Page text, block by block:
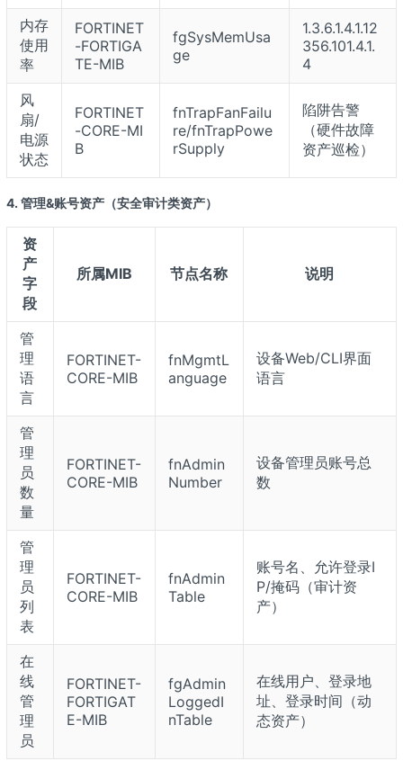
内存
使用
率
FORTINET
-FORTIGA
TE-MIB
fgSysMemUsa
ge
1.3.6.1.4.1.12
356.101.4.1.
4
风
扇/
电源
状态
FORTINET
-CORE-MI
B
fnTrapFanFailu
re/fnTrapPowe
rSupply
陷阱告警
（硬件故障
资产巡检）
4. 管理&账号资产（安全审计类资产）
资
产
字
段
所属MIB 节点名称 说明
管
理
语
言
FORTINET-
CORE-MIB
fnMgmtL
anguage
设备Web/CLI界面
语言
管
理
员
数
量
FORTINET-
CORE-MIB
fnAdmin
Number
设备管理员账号总
数
管
理
员
列
表
FORTINET-
CORE-MIB
fnAdmin
Table
账号名、允许登录I
P/掩码（审计资
产）
在
线
管
理
员
FORTINET-
FORTIGAT
E-MIB
fgAdmin
LoggedI
nTable
在线用户、登录地
址、登录时间（动
态资产）